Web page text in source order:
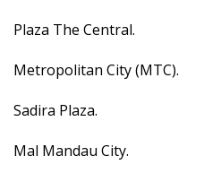
Plaza The Central.
Metropolitan City (MTC).
Sadira Plaza.
Mal Mandau City.